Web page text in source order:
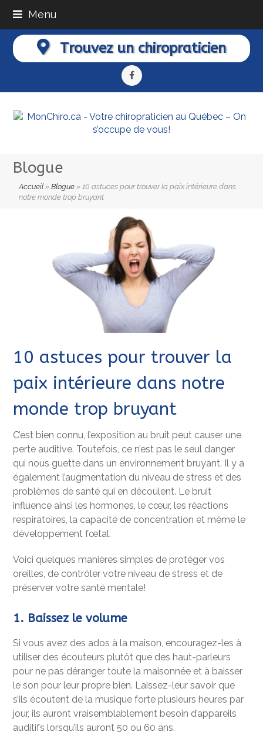
Menu
Trouvez un chiropraticien
Facebook
Blogue
Accueil »Blogue »10 astuces pour trouver la paix intérieure dans
notre monde trop bruyant
10 astuces pour trouver la
paix intérieure dans notre
monde trop bruyant
C’est bien connu, l’exposition au bruit peut causer une
perte auditive. Toutefois, ce n’est pas le seul danger
qui nous guette dans un environnement bruyant. Il y a
également l’augmentation du niveau de stress et des
problèmes de santé qui en découlent. Le bruit
influence ainsi les hormones, le cœur, les réactions
respiratoires, la capacité de concentration et même le
développement fœtal.
Voici quelques manières simples de protéger vos
oreilles, de contrôler votre niveau de stress et de
préserver votre santé mentale!
1. Baissez le volume
Si vous avez des ados à la maison, encouragez-les à
utiliser des écouteurs plutôt que des haut-parleurs
pour ne pas déranger toute la maisonnée et à baisser
le son pour leur propre bien. Laissez-leur savoir que
s’ils écoutent de la musique forte plusieurs heures par
jour, ils auront vraisemblablement besoin d’appareils
auditifs lorsqu’ils auront 50 ou 60 ans.